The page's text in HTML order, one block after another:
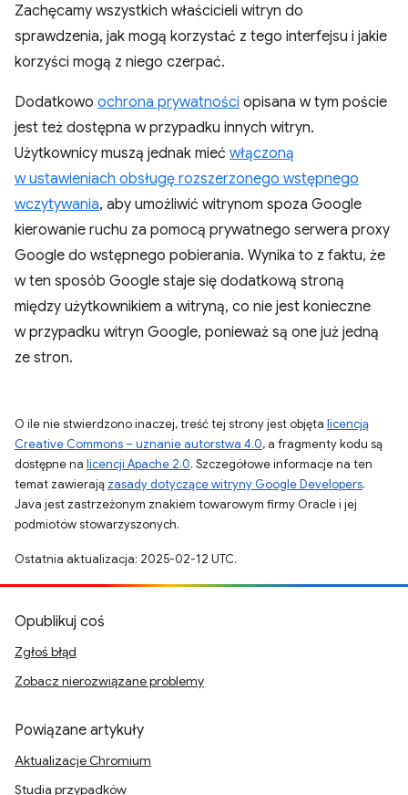
Zachęcamy wszystkich właścicieli witryn do
sprawdzenia, jak mogą korzystać z tego interfejsu i jakie
korzyści mogą z niego czerpać.
Dodatkowo ochrona prywatności opisana w tym poście
jest też dostępna w przypadku innych witryn.
Użytkownicy muszą jednak mieć włączoną
w ustawieniach obsługę rozszerzonego wstępnego
wczytywania, aby umożliwić witrynom spoza Google
kierowanie ruchu za pomocą prywatnego serwera proxy
Google do wstępnego pobierania. Wynika to z faktu, że
w ten sposób Google staje się dodatkową stroną
między użytkownikiem a witryną, co nie jest konieczne
w przypadku witryn Google, ponieważ są one już jedną
ze stron.
O ile nie stwierdzono inaczej, treść tej strony jest objęta licencją
Creative Commons – uznanie autorstwa 4.0, a fragmenty kodu są
dostępne na licencji Apache 2.0. Szczegółowe informacje na ten
temat zawierają zasady dotyczące witryny Google Developers.
Java jest zastrzeżonym znakiem towarowym firmy Oracle i jej
podmiotów stowarzyszonych.
Ostatnia aktualizacja: 2025-02-12 UTC.
Opublikuj coś
Zgłoś błąd
Zobacz nierozwiązane problemy
Powiązane artykuły
Aktualizacje Chromium
Studia przypadków